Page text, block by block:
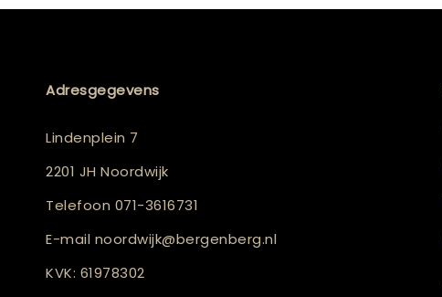
Adresgegevens
Lindenplein 7
2201 JH Noordwijk
Telefoon 071-3616731
E-mail noordwijk@bergenberg.nl
KVK: 61978302